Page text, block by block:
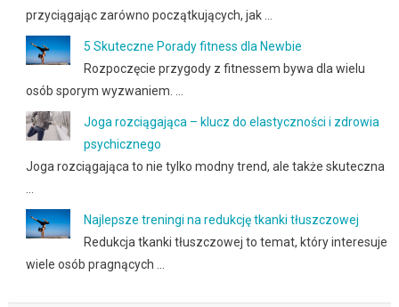
przyciągając zarówno początkujących, jak …
5 Skuteczne Porady fitness dla Newbie
Rozpoczęcie przygody z fitnessem bywa dla wielu
osób sporym wyzwaniem. …
Joga rozciągająca – klucz do elastyczności i zdrowia
psychicznego
Joga rozciągająca to nie tylko modny trend, ale także skuteczna
Najlepsze treningi na redukcję tkanki tłuszczowej
Redukcja tkanki tłuszczowej to temat, który interesuje
wiele osób pragnących …